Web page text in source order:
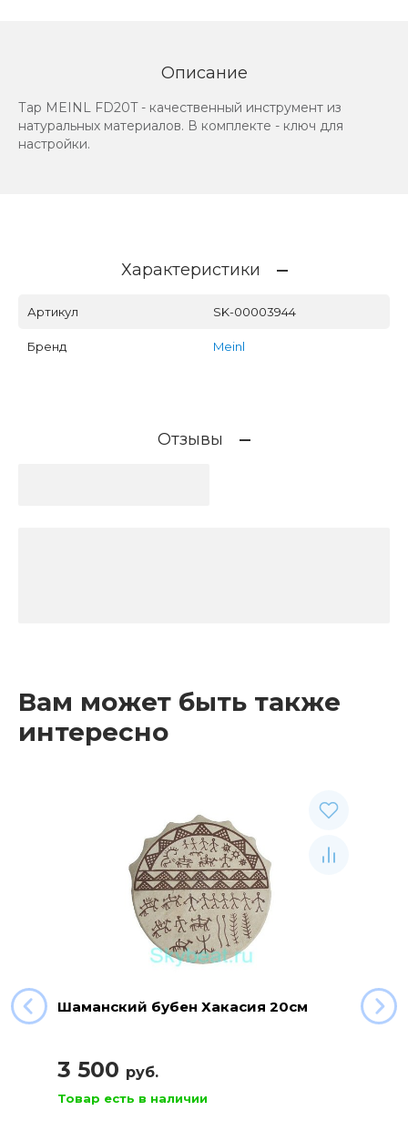
Описание
Тар MEINL FD20T - качественный инструмент из
натуральных материалов. В комплекте - ключ для
настройки.
Характеристики
Артикул SK-00003944
Бренд Meinl
Отзывы
Вам может быть также
интересно
Шаманский бубен Хакасия 20см
3 500 руб.
Товар есть в наличии